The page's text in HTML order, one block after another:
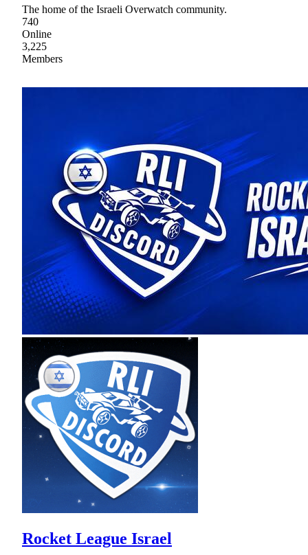
The home of the Israeli Overwatch community.
740
Online
3,225
Members
Rocket League Israel